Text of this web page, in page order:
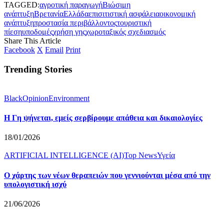
TAGGED:αγροτική παραγωγήΒιώσιμη
ανάπτυξηΒρετανίαΕλλάδαεπισιτιστική ασφάλειαοικονομική
ανάπτυξηπροστασία περιβάλλοντοςτουριστική
πίεσηυποδομέςχρήση γηςχωροταξικός σχεδιασμός
Share This Article
Facebook X Email Print
Trending Stories
BlackOpinionEnvironment
Η Γη ψήνεται, εμείς σερβίρουμε απάθεια και δικαιολογίες
18/01/2026
ARTIFICIAL INTELLIGENCE (AI)Top NewsΥγεία
Ο χάρτης των νέων θεραπειών που γεννιούνται μέσα από την
υπολογιστική ισχύ
21/06/2026